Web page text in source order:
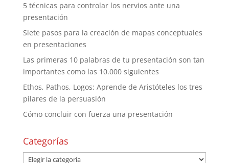
5 técnicas para controlar los nervios ante una
presentación
Siete pasos para la creación de mapas conceptuales
en presentaciones
Las primeras 10 palabras de tu presentación son tan
importantes como las 10.000 siguientes
Ethos, Pathos, Logos: Aprende de Aristóteles los tres
pilares de la persuasión
Cómo concluir con fuerza una presentación
Categorías